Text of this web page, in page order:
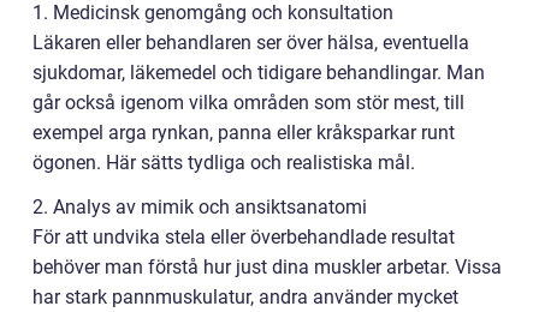
1. Medicinsk genomgång och konsultation
Läkaren eller behandlaren ser över hälsa, eventuella
sjukdomar, läkemedel och tidigare behandlingar. Man
går också igenom vilka områden som stör mest, till
exempel arga rynkan, panna eller kråksparkar runt
ögonen. Här sätts tydliga och realistiska mål.
2. Analys av mimik och ansiktsanatomi
För att undvika stela eller överbehandlade resultat
behöver man förstå hur just dina muskler arbetar. Vissa
har stark pannmuskulatur, andra använder mycket